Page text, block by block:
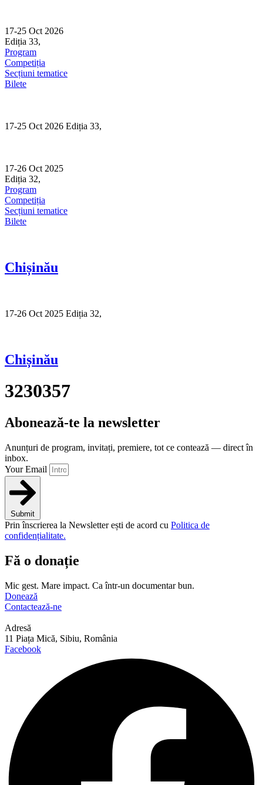
content
17-25 Oct 2026
Ediția 33,
Program
Competiția
Secțiuni tematice
Bilete
17-25 Oct 2026 Ediția 33,
17-26 Oct 2025
Ediția 32,
Program
Competiția
Secțiuni tematice
Bilete
Chișinău
17-26 Oct 2025 Ediția 32,
Chișinău
3230357
Abonează-te la newsletter
Anunțuri de program, invitați, premiere, tot ce contează — direct în
inbox.
Your Email
Submit
Prin înscrierea la Newsletter ești de acord cu Politica de
confidențialitate.
Fă o donație
Mic gest. Mare impact. Ca într-un documentar bun.
Donează
Contactează-ne
Adresă
11 Piața Mică, Sibiu, România
Facebook